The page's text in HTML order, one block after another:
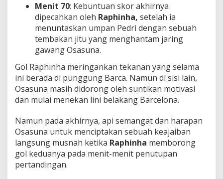
Menit 70: Kebuntuan skor akhirnya
dipecahkan oleh Raphinha, setelah ia
menuntaskan umpan Pedri dengan sebuah
tembakan jitu yang menghantam jaring
gawang Osasuna.
Gol Raphinha meringankan tekanan yang selama
ini berada di punggung Barca. Namun di sisi lain,
Osasuna masih didorong oleh suntikan motivasi
dan mulai menekan lini belakang Barcelona.
Namun pada akhirnya, api semangat dan harapan
Osasuna untuk menciptakan sebuah keajaiban
langsung musnah ketika Raphinha memborong
gol keduanya pada menit-menit penutupan
pertandingan.